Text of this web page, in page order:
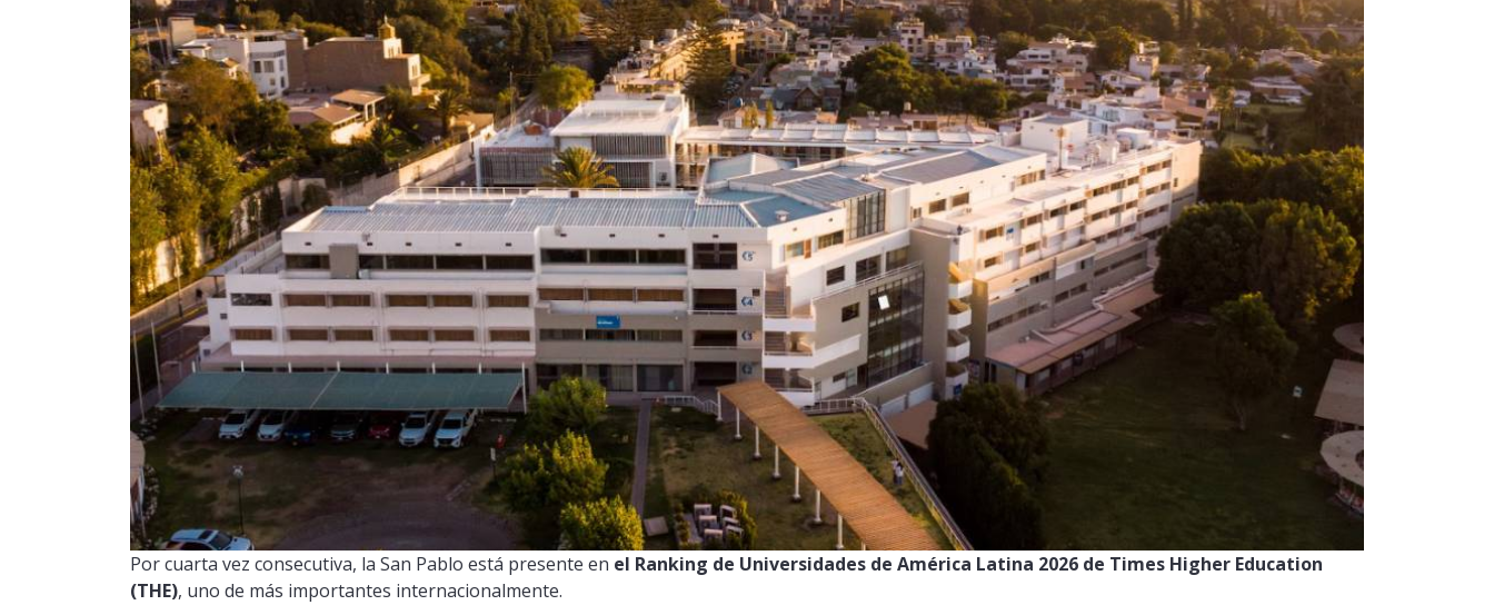
Por cuarta vez consecutiva, la San Pablo está presente en el Ranking de Universidades de América Latina 2026 de Times Higher Education
(THE), uno de más importantes internacionalmente.